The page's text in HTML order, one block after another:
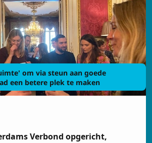
om via steun aan goede
een betere plek te maken
Verbond opgericht,